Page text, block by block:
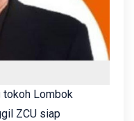
tokoh Lombok
ZCU siap